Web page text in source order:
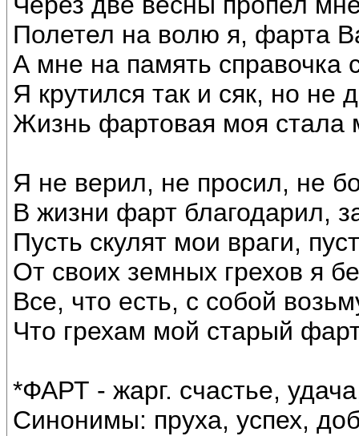
Полетел на волю я, фарта
А мне на память справочка
Я крутился так и сяк, но не
Жизнь фартовая моя стала
Я не верил, не просил, не
В жизни фарт благодарил,
Пусть скулят мои враги,
От своих земных грехов я
Все, что есть, с собой
Что грехам мой старый
*ФАРТ - жарг. счастье,
Синонимы: пруха, успех,